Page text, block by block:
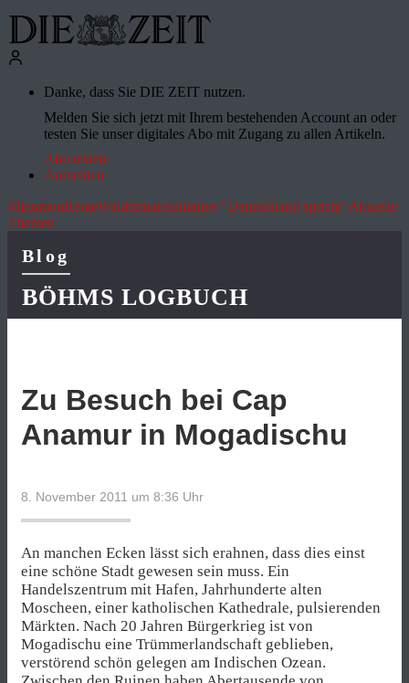
Danke, dass Sie DIE ZEIT nutzen.
Melden Sie sich jetzt mit Ihrem bestehenden Account an oder
testen Sie unser digitales Abo mit Zugang zu allen Artikeln.
Abo testen
Anmelden
MigrationRenteWaldbrändeInitiative "Deutschland spricht"Aktuelle
Themen
Blog
BÖHMS LOGBUCH
Zu Besuch bei Cap
Anamur in Mogadischu
8. November 2011 um 8:36 Uhr
An manchen Ecken lässt sich erahnen, dass dies einst
eine schöne Stadt gewesen sein muss. Ein
Handelszentrum mit Hafen, Jahrhunderte alten
Moscheen, einer katholischen Kathedrale, pulsierenden
Märkten. Nach 20 Jahren Bürgerkrieg ist von
Mogadischu eine Trümmerlandschaft geblieben,
verstörend schön gelegen am Indischen Ozean.